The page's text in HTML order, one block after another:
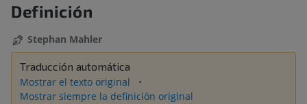
Definición
Stephan Mahler
Traducción automática
Mostrar el texto original
Mostrar siempre la definición original